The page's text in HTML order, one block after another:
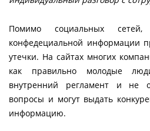
Помимо социальных сетей,
конфедециальной информации
утечки. На сайтах многих
как правильно молодые
внутренний регламент и не
вопросы и могут выдать
информацию.